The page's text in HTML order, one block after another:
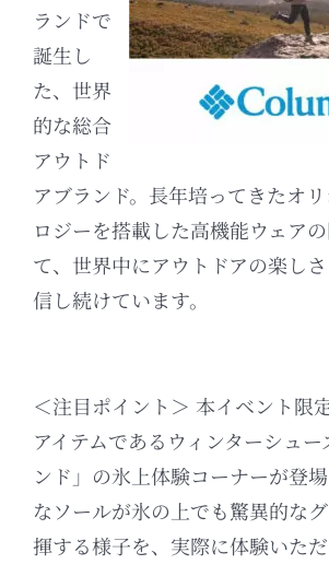
ランドで
誕生し
た、世界
的な総合
アウトド
アブランド。 長年培ってきたオ
ロジーを搭載した高機能ウェア
て、世界中にアウトドアの楽し
信し続けています。
＜注目ポイント＞ 本イベント限
アイテムであるウィンターシュー
ンド」の氷上体験コーナーが登場
なソールが氷の上でも驚異的な
揮する様子を、実際に体験いただ